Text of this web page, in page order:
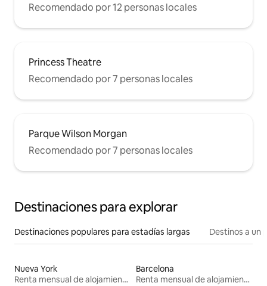
Recomendado por 12 personas locales
Princess Theatre
Recomendado por 7 personas locales
Parque Wilson Morgan
Recomendado por 7 personas locales
Destinaciones para explorar
Destinaciones populares para estadías largas Destinos a un
Nueva York
Renta mensual de alojamientos
Barcelona
Renta mensual de alojamientos